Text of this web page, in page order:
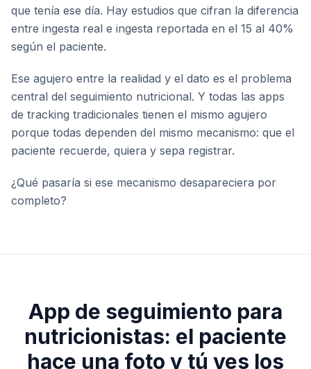
que tenía ese día. Hay estudios que cifran la diferencia
entre ingesta real e ingesta reportada en el 15 al 40%
según el paciente.
Ese agujero entre la realidad y el dato es el problema
central del seguimiento nutricional. Y todas las apps
de tracking tradicionales tienen el mismo agujero
porque todas dependen del mismo mecanismo: que el
paciente recuerde, quiera y sepa registrar.
¿Qué pasaría si ese mecanismo desapareciera por
completo?
App de seguimiento para
nutricionistas: el paciente
hace una foto y tú ves los